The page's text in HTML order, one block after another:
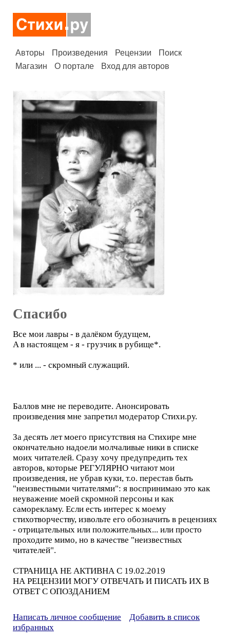
Авторы Произведения Рецензии
Поиск
Магазин
О портале Вход для авторов
Спасибо
Все мои лавры - в далёком будущем,
A в настоящем - я - грузчик в рубище*.
* или ... - скромный служащий.
Баллов мне не переводите. Анонсировать
произведения мне запретил модератор Стихи.ру.
За десять лет моего присутствия на Стихире мне
окончательно надоели молчаливые ники в списке
моих читателей. Сразу хочу предупредить тех
авторов, которые РЕГУЛЯРНО читают мои
произведения, не убрав куки, т.о. перестав быть
"неизвестными читателями": я воспринимаю это как
неуважение моей скромной персоны и как
саморекламу. Если есть интерес к моему
стихотворчеству, извольте его обозначить в рецензиях
- отрицательных или положительных... или просто
проходите мимо, но в качестве "неизвестных
читателей".
СТРАНИЦА НЕ АКТИВНА С 19.02.2019
НА РЕЦЕНЗИИ МОГУ ОТВЕЧАТЬ И ПИСАТЬ ИХ В
ОТВЕТ С ОПОЗДАНИЕМ
Написать личное сообщение
Добавить в список
избранных